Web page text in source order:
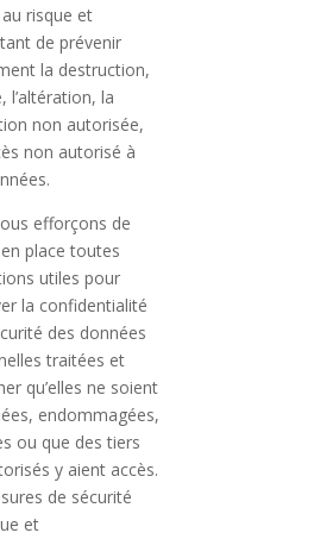
risque et
de prévenir
la destruction,
l’altération, la
non autorisée,
non autorisé à
efforçons de
place toutes
utiles pour
la confidentialité
des données
traitées et
qu’elles ne soient
endommagées,
ou que des tiers
y aient accès.
de sécurité
et